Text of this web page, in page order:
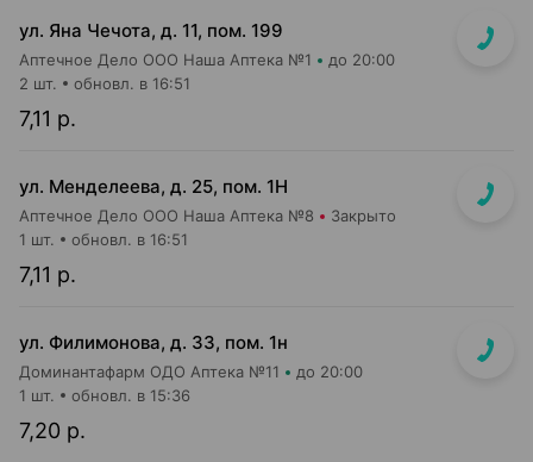
ул. Яна Чечота, д. 11, пом. 199
Аптечное Дело ООО Наша Аптека №1 до 20:00
7,11 р.
2 шт. обновл. в 16:51
ул. Менделеева, д. 25, пом. 1Н
Аптечное Дело ООО Наша Аптека №8 Закрыто
7,11 р.
1 шт. обновл. в 16:51
ул. Филимонова, д. 33, пом. 1н
Доминантафарм ОДО Аптека №11 до 20:00
7,20 р.
1 шт. обновл. в 15:36